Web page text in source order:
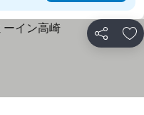
シェア お